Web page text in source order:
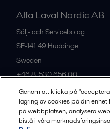
Alfa Laval Nordic AB
Sälj- och Servicebolag
SE-141 49 Huddinge
Sweden
+46 8-530 656 00
Alla kontor och
Genom att klicka på
lagring av cookies på din
på webbplatsen, analysera
bistå i våra